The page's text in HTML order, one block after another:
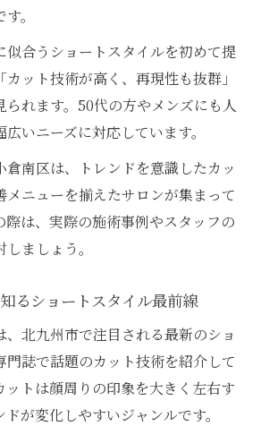
。
似合うショートスタイルを初めて提
ット技術が高く、再現性も抜群」
られます。50代の方やメンズにも人
いニーズに対応しています。
南区は、トレンドを意識したカッ
メニューを揃えたサロンが集まって
際は、実際の施術事例やスタッフの
ましょう。
るショートスタイル最前線
北九州市で注目される最新のショ
門誌で話題のカット技術を紹介して
ットは顔周りの印象を大きく左右す
が変化しやすいジャンルです。